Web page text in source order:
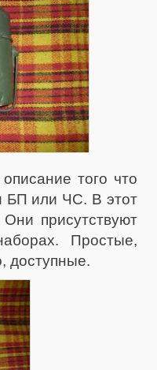
того что
БП или ЧС. В этот
присутствуют
Простые,
доступные.